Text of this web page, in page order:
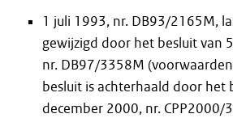
1 juli 1993, nr. DB93/2165M,
gewijzigd door het besluit van
nr. DB97/3358M
besluit is achterhaald door het
december 2000, nr. CPP2000/